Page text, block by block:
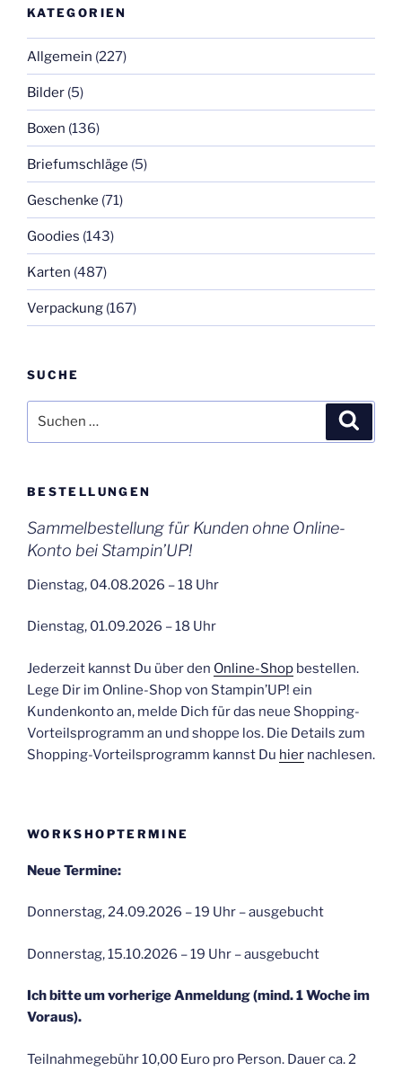
KATEGORIEN
Allgemein (227)
Bilder (5)
Boxen (136)
Briefumschläge (5)
Geschenke (71)
Goodies (143)
Karten (487)
Verpackung (167)
SUCHE
nach:
BESTELLUNGEN
Sammelbestellung für Kunden ohne Online-
Konto bei Stampin’UP!
Dienstag, 04.08.2026 – 18 Uhr
Dienstag, 01.09.2026 – 18 Uhr
Jederzeit kannst Du über den Online-Shop bestellen.
Lege Dir im Online-Shop von Stampin’UP! ein
Kundenkonto an, melde Dich für das neue Shopping-
Vorteilsprogramm an und shoppe los. Die Details zum
Shopping-Vorteilsprogramm kannst Du hier nachlesen.
WORKSHOPTERMINE
Neue Termine:
Donnerstag, 24.09.2026 – 19 Uhr – ausgebucht
Donnerstag, 15.10.2026 – 19 Uhr – ausgebucht
Ich bitte um vorherige Anmeldung (mind. 1 Woche im
Voraus).
Teilnahmegebühr 10,00 Euro pro Person. Dauer ca. 2